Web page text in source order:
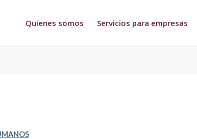
Quienes somos Servicios para empresas